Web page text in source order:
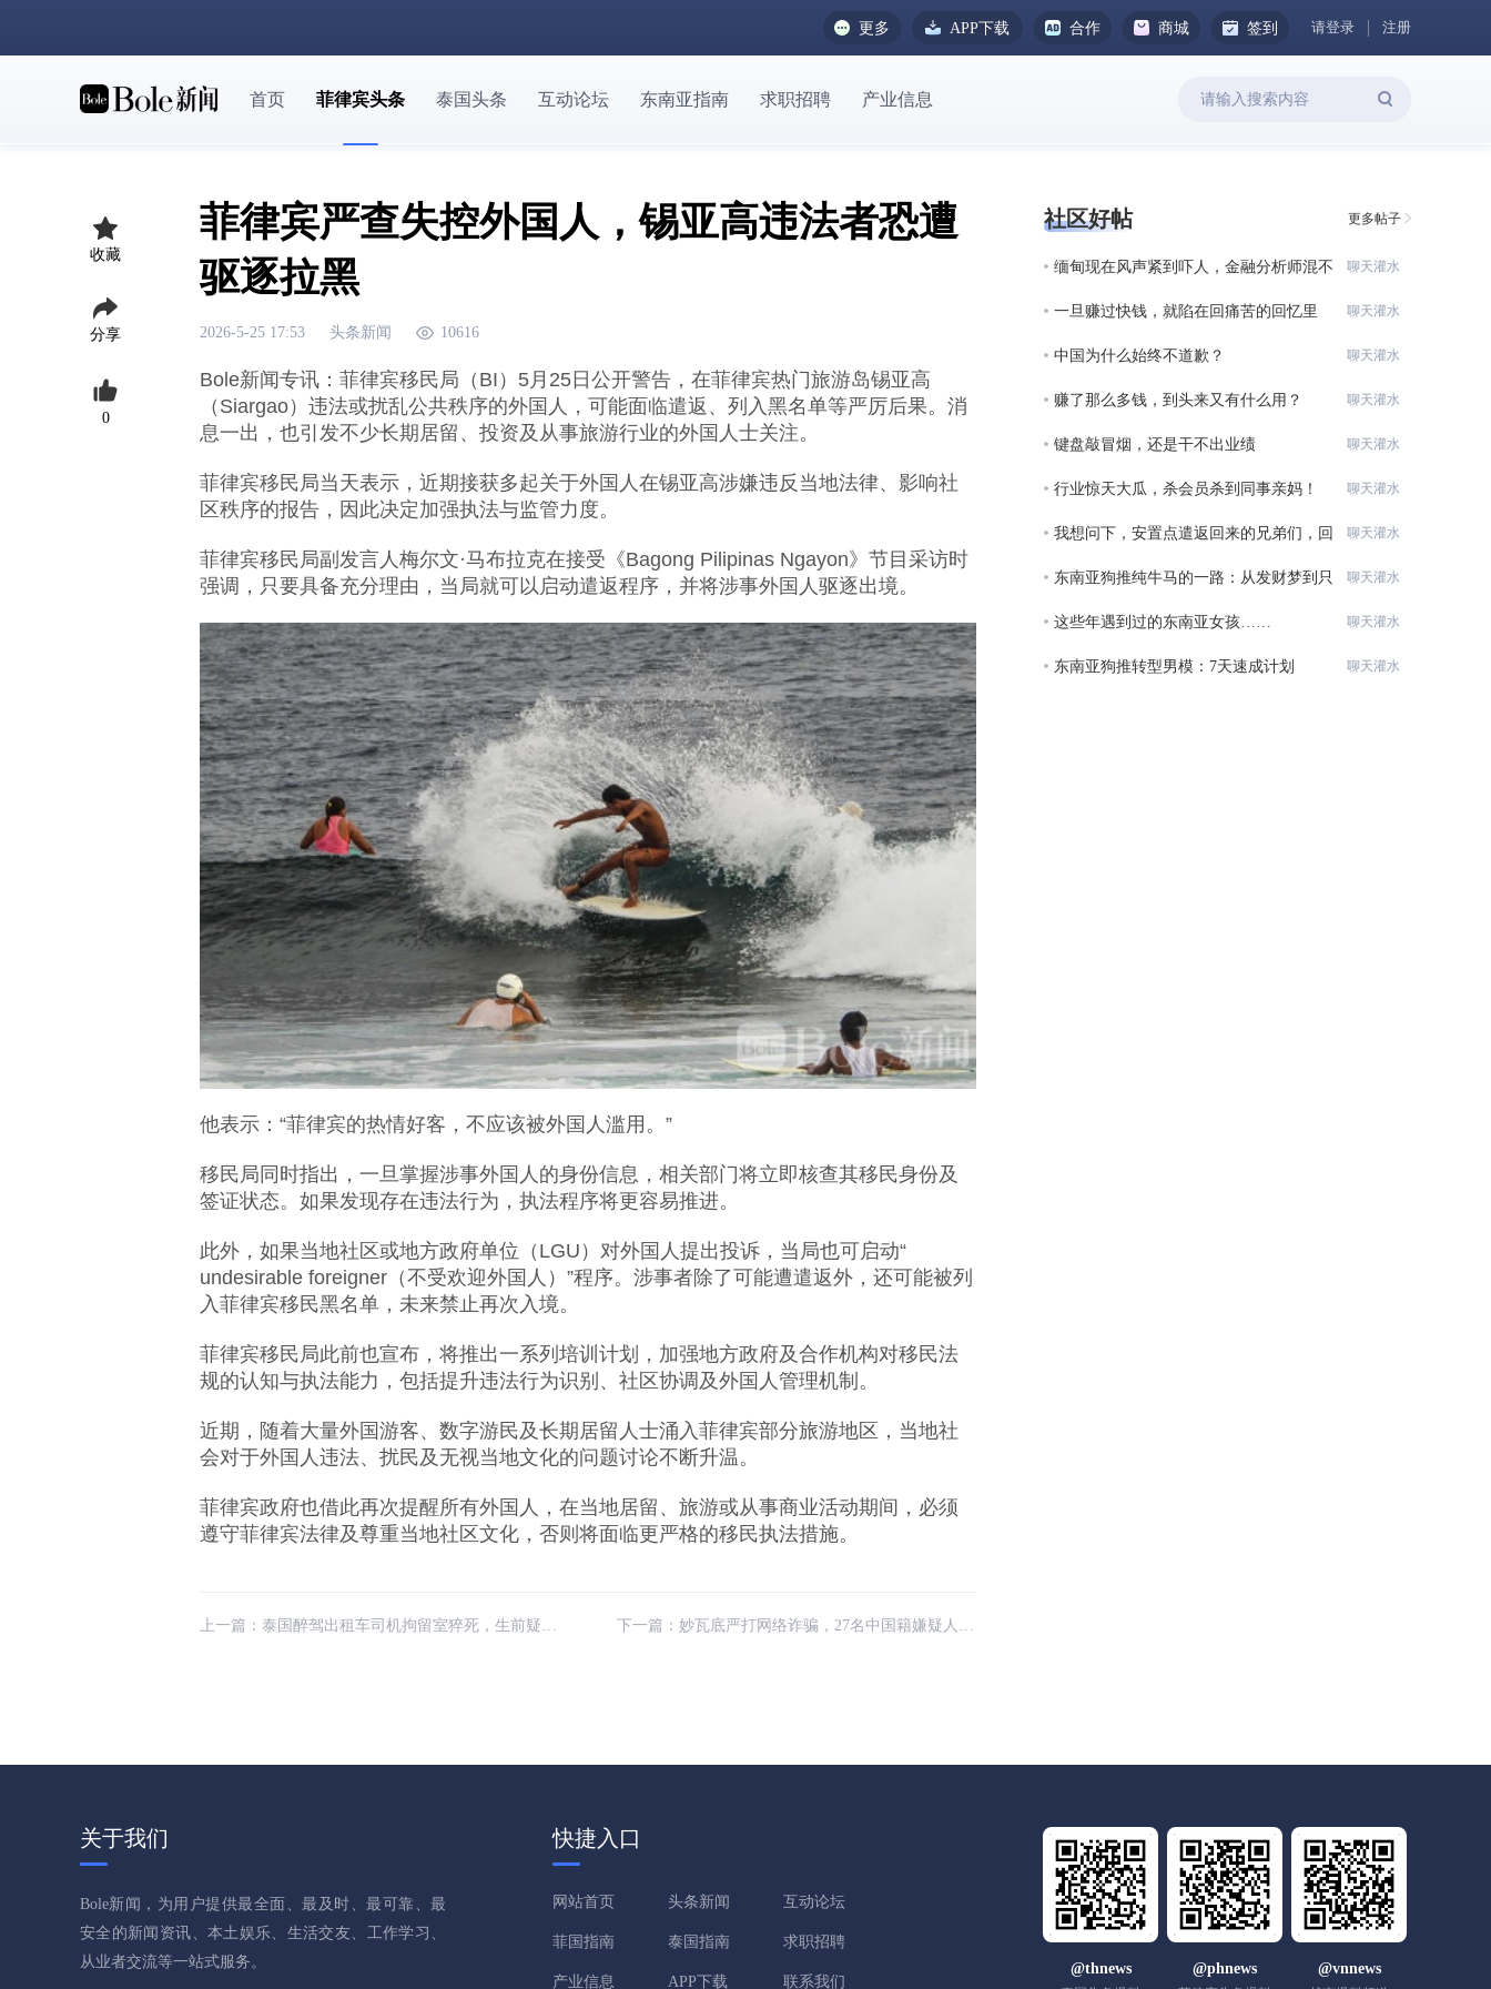
更多 APP下载 合作 商城 签到 请登录 注册
首页 菲律宾头条 泰国头条 互动论坛 东南亚指南 求职招聘 产业信息
收藏
分享
0
菲律宾严查失控外国人，锡亚高违法者恐遭
驱逐拉黑
2026-5-25 17:53 头条新闻 10616
Bole新闻专讯：菲律宾移民局（BI）5月25日公开警告，在菲律宾热门旅游岛锡亚高
（Siargao）违法或扰乱公共秩序的外国人，可能面临遣返、列入黑名单等严厉后果。消
息一出，也引发不少长期居留、投资及从事旅游行业的外国人士关注。
菲律宾移民局当天表示，近期接获多起关于外国人在锡亚高涉嫌违反当地法律、影响社
区秩序的报告，因此决定加强执法与监管力度。
菲律宾移民局副发言人梅尔文·马布拉克在接受《Bagong Pilipinas Ngayon》节目采访时
强调，只要具备充分理由，当局就可以启动遣返程序，并将涉事外国人驱逐出境。
他表示：“菲律宾的热情好客，不应该被外国人滥用。”
移民局同时指出，一旦掌握涉事外国人的身份信息，相关部门将立即核查其移民身份及
签证状态。如果发现存在违法行为，执法程序将更容易推进。
此外，如果当地社区或地方政府单位（LGU）对外国人提出投诉，当局也可启动“
undesirable foreigner（不受欢迎外国人）”程序。涉事者除了可能遭遣返外，还可能被列
入菲律宾移民黑名单，未来禁止再次入境。
菲律宾移民局此前也宣布，将推出一系列培训计划，加强地方政府及合作机构对移民法
规的认知与执法能力，包括提升违法行为识别、社区协调及外国人管理机制。
近期，随着大量外国游客、数字游民及长期居留人士涌入菲律宾部分旅游地区，当地社
会对于外国人违法、扰民及无视当地文化的问题讨论不断升温。
菲律宾政府也借此再次提醒所有外国人，在当地居留、旅游或从事商业活动期间，必须
遵守菲律宾法律及尊重当地社区文化，否则将面临更严格的移民执法措施。
上一篇： 泰国醉驾出租车司机拘留室猝死，生前疑遭多人围殴 下一篇： 妙瓦底严打网络诈骗，27名中国籍嫌疑人将被遣返
社区好帖 更多帖子
缅甸现在风声紧到吓人，金融分析师混不
聊天灌水
一旦赚过快钱，就陷在回痛苦的回忆里
聊天灌水
中国为什么始终不道歉？ 聊天灌水
赚了那么多钱，到头来又有什么用？ 聊天灌水
键盘敲冒烟，还是干不出业绩 聊天灌水
行业惊天大瓜，杀会员杀到同事亲妈！ 聊天灌水
我想问下，安置点遣返回来的兄弟们，回
聊天灌水
东南亚狗推纯牛马的一路：从发财梦到只
聊天灌水
这些年遇到过的东南亚女孩…… 聊天灌水
东南亚狗推转型男模：7天速成计划 聊天灌水
关于我们
Bole新闻，为用户提供最全面、最及时、最可靠、最
安全的新闻资讯、本土娱乐、生活交友、工作学习、
从业者交流等一站式服务。
快捷入口
网站首页 头条新闻 互动论坛
菲国指南 泰国指南 求职招聘
产业信息 APP下载 联系我们
@thnews @phnews @vnnews